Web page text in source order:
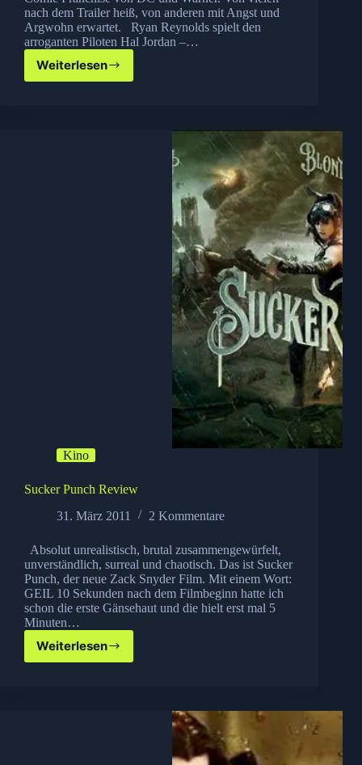
nach dem Trailer heiß, von anderen mit Angst und
Argwohn erwartet. Ryan Reynolds spielt den
arroganten Piloten Hal Jordan –…
Weiterlesen
Kino
Kino
Sucker Punch Review
31. März 2011
2 Kommentare
Absolut unrealistisch, brutal zusammengewürfelt,
unverständlich, surreal und chaotisch. Das ist Sucker
Punch, der neue Zack Snyder Film. Mit einem Wort:
GEIL 10 Sekunden nach dem Filmbeginn hatte ich
schon die erste Gänsehaut und die hielt erst mal 5
Minuten…
Weiterlesen
Sucker